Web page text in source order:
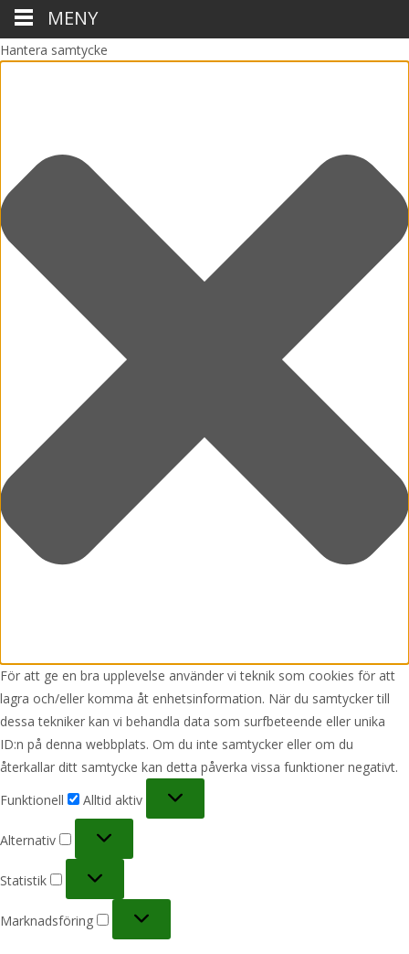
Hantera samtycke
För att ge en bra upplevelse använder vi teknik som cookies för att
lagra och/eller komma åt enhetsinformation. När du samtycker till
dessa tekniker kan vi behandla data som surfbeteende eller unika
ID:n på denna webbplats. Om du inte samtycker eller om du
återkallar ditt samtycke kan detta påverka vissa funktioner negativt.
Funktionell
Alltid aktiv
Alternativ
Statistik
Marknadsföring
MENY